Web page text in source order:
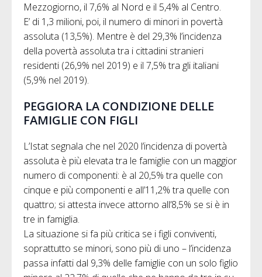
Mezzogiorno, il 7,6% al Nord e il 5,4% al Centro.
E’ di 1,3 milioni, poi, il numero di minori in povertà
assoluta (13,5%). Mentre è del 29,3% l’incidenza
della povertà assoluta tra i cittadini stranieri
residenti (26,9% nel 2019) e il 7,5% tra gli italiani
(5,9% nel 2019).
PEGGIORA LA CONDIZIONE DELLE
FAMIGLIE CON FIGLI
L’Istat segnala che nel 2020 l’incidenza di povertà
assoluta è più elevata tra le famiglie con un maggior
numero di componenti: è al 20,5% tra quelle con
cinque e più componenti e all’11,2% tra quelle con
quattro; si attesta invece attorno all’8,5% se si è in
tre in famiglia.
La situazione si fa più critica se i figli conviventi,
soprattutto se minori, sono più di uno – l’incidenza
passa infatti dal 9,3% delle famiglie con un solo figlio